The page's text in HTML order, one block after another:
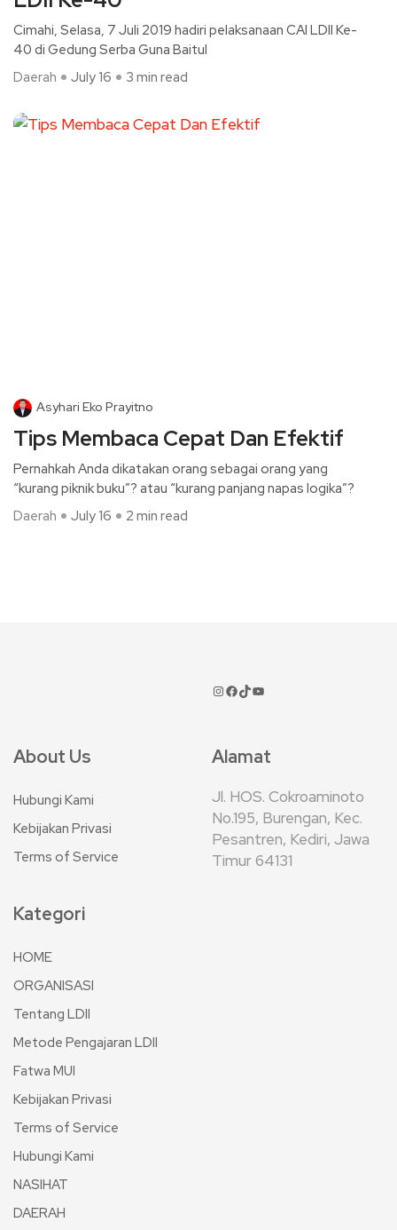
Cimahi, Selasa, 7 Juli 2019 hadiri pelaksanaan CAI LDII Ke-
40 di Gedung Serba Guna Baitul
Daerah
July 16 3 min read
Asyhari Eko Prayitno
Tips Membaca Cepat Dan Efektif
Pernahkah Anda dikatakan orang sebagai orang yang
“kurang piknik buku”? atau “kurang panjang napas logika”?
Daerah
July 16 2 min read
About Us
Hubungi Kami
Kebijakan Privasi
Terms of Service
Alamat
Jl. HOS. Cokroaminoto
No.195, Burengan, Kec.
Pesantren, Kediri, Jawa
Timur 64131
Kategori
HOME
ORGANISASI
Tentang LDII
Metode Pengajaran LDII
Fatwa MUI
Kebijakan Privasi
Terms of Service
Hubungi Kami
NASIHAT
DAERAH